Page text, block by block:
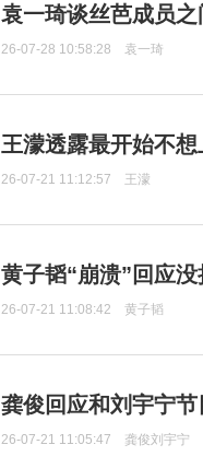
袁一琦谈丝芭成员
26-07-28 10:58:28 袁一琦
王濛透露最开始不
26-07-21 11:12:57 王濛
黄子韬“崩溃”回应
26-07-21 11:08:42 黄子韬
龚俊回应和刘宇宁
26-07-21 11:05:47 龚俊刘宇宁